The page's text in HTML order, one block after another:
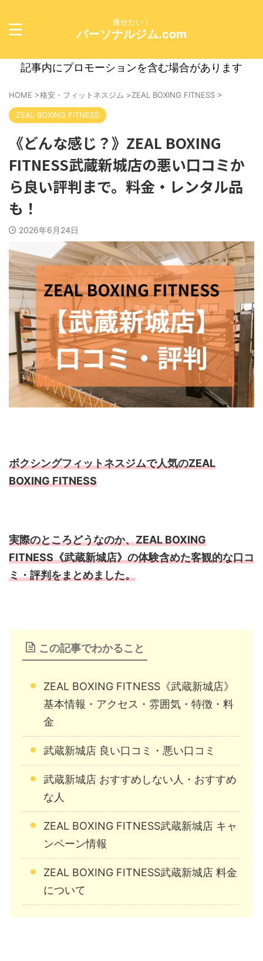
痩せたい！
パーソナルジム.com
記事内にプロモーションを含む場合があります
HOME >格安・フィットネスジム >ZEAL BOXING FITNESS >
ZEAL BOXING FITNESS
《どんな感じ？》ZEAL BOXING
FITNESS武蔵新城店の悪い口コミか
ら良い評判まで。料金・レンタル品
も！
2026年6月24日
ボクシングフィットネスジムで人気のZEAL
BOXING FITNESS
実際のところどうなのか、ZEAL BOXING
FITNESS《武蔵新城店》の体験含めた客観的な口コ
ミ・評判をまとめました。
この記事でわかること
ZEAL BOXING FITNESS《武蔵新城店》
基本情報・アクセス・雰囲気・特徴・料
金
武蔵新城店 良い口コミ・悪い口コミ
武蔵新城店 おすすめしない人・おすすめ
な人
ZEAL BOXING FITNESS武蔵新城店 キャ
ンペーン情報
ZEAL BOXING FITNESS武蔵新城店 料金
について